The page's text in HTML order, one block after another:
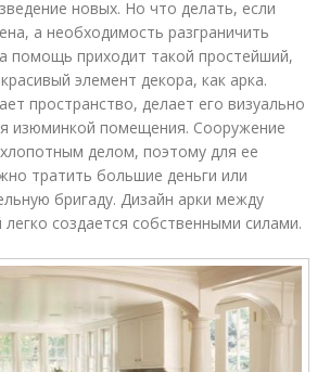
новых. Но что делать, если
а необходимость разграничить
помощь приходит такой простейший,
элемент декора, как арка.
пространство, делает его визуально
изюминкой помещения. Сооружение
делом, поэтому для ее
тратить большие деньги или
бригаду. Дизайн арки между
легко создается собственными силами.